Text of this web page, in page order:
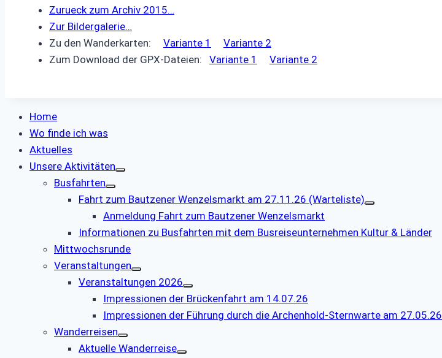
Zurueck zum Archiv 2015…
Zur Bildergalerie…
Zu den Wanderkarten: Variante 1
Variante 2
Zum Download der GPX-Dateien: Variante 1 Variante 2
Home
Wo finde ich was
Aktuelles
Unsere Aktivitäten
Busfahrten
Fahrt zum Bautzener Wenzelsmarkt am 27.11.26 (Warteliste)
Anmeldung Fahrt zum Bautzener Wenzelsmarkt
Informationen zu Busfahrten mit dem Busreiseunternehmen Kultur & Länder
Mittwochsrunde
Veranstaltungen
Veranstaltungen 2026
Impressionen der Brückenfahrt am 14.07.26
Impressionen der Führung durch die Archenhold-Sternwarte am 27.05.26
Wanderreisen
Aktuelle Wanderreise